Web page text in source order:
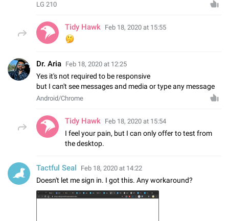
LG 210
Tidy Hawk Feb 18, 2020 at 15:55
Dr. Aria Feb 18, 2020 at 12:25
Yes it's not required to be responsive
but I can't see messages and media or type any message
Android/Chrome
Tidy Hawk Feb 18, 2020 at 15:54
I feel your pain, but I can only offer to test from
the desktop.
Tactful Seal Feb 18, 2020 at 14:22
Doesn't let me sign in. I got this. Any workaround?